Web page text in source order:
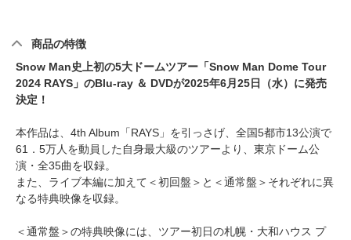
商品の特徴
Snow Man史上初の5大ドームツアー「Snow Man Dome Tour
2024 RAYS」のBlu-ray ＆ DVDが2025年6月25日（水）に発売
決定！
本作品は、4th Album「RAYS」を引っさげ、全国5都市13公演で
61．5万人を動員した自身最大級のツアーより、東京ドーム公
演・全35曲を収録。
また、ライブ本編に加えて＜初回盤＞と＜通常盤＞それぞれに異
なる特典映像を収録。
＜通常盤＞の特典映像には、ツアー初日の札幌・大和ハウス プ